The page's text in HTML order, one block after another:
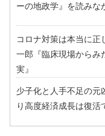
ーの地政学』を読みな
コロナ対策は本当に正
一郎『臨床現場からみ
実』
少子化と人手不足の元
り高度経済成長は復活